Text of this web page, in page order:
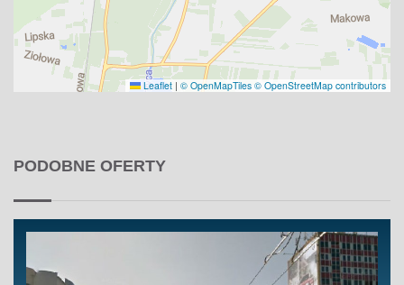
Leaflet | © OpenMapTiles © OpenStreetMap contributors
PODOBNE OFERTY